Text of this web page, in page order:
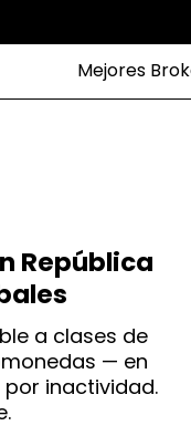
Mejores
República
a clases de
— en
inactividad.